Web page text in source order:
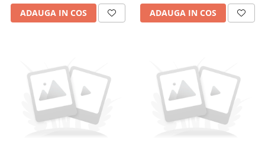
ADAUGA IN COS ADAUGA IN COS